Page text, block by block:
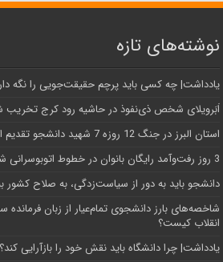
نوشته‌های تازه
یادداشت| ‌چه کسی باید پرچم حقیقت‌جویی را نگه
اَبَر‌ویلای شخص ذی‌نفوذ در حاشیه‌ رود کرج تخریب
استان البرز در جنگ 12 روزه 7 شهید دانشجو تقدیم انقلاب کرد
3 روز رفت‌وآمد رایگان بانوان در خطوط اتوبوسرانی شهری کرج
دانشجو باید به دور از سیاست‌زدگی، به صلاح کشور
شاخصه‌های بارز دانشجوی تمام‌عیار از زبان فرمانده
انقلاب کیست؟
یادداشت| چرا دانشگاه باید نقش خود را بازآرایی کند؟